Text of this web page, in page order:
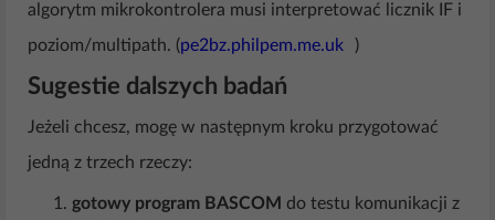
algorytm mikrokontrolera musi interpretować licznik IF i
poziom/multipath. (pe2bz.philpem.me.uk )
Sugestie dalszych badań
Jeżeli chcesz, mogę w następnym kroku przygotować
jedną z trzech rzeczy:
gotowy program BASCOM do testu komunikacji z